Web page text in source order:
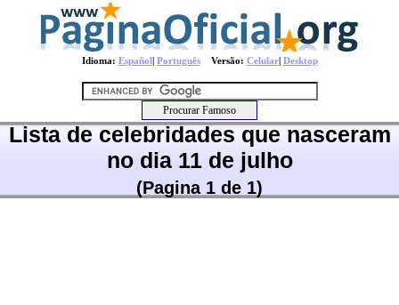
Idioma: Español| PortuguêsVersão: Celular| Desktop
Lista de celebridades que nasceram
no dia 11 de julho
(Pagina 1 de 1)